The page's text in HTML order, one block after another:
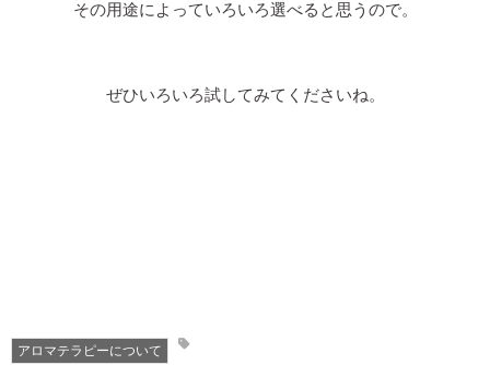
その用途によっていろいろ選べると思うので。
ぜひいろいろ試してみてくださいね。
アロマテラピーについて